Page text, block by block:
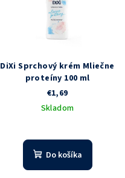
DiXi Sprchový krém Mliečne
proteíny 100 ml
€1,69
Skladom
Do košíka